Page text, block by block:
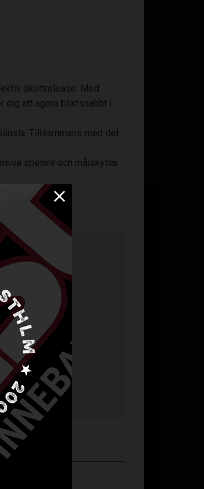
skottrelease. Med
dig att agera blixtsnabbt i
Tillsammans med det
spelare och målskyttar
tempo. Bladets